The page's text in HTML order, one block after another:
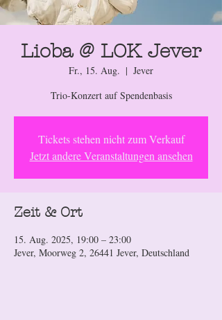
Lioba @ LOK Jever
Fr., 15. Aug.
  |
Jever
Trio-Konzert auf Spendenbasis
Tickets stehen nicht zum Verkauf
Jetzt andere Veranstaltungen ansehen
Zeit & Ort
15. Aug. 2025, 19:00 – 23:00
Jever, Moorweg 2, 26441 Jever, Deutschland